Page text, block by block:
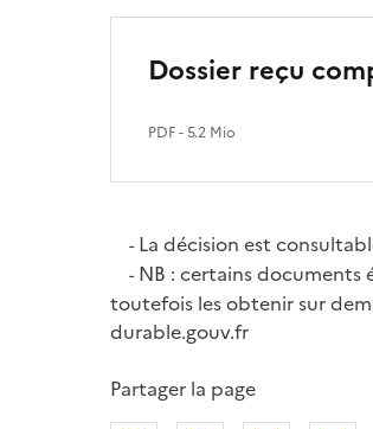
Dossier reçu
PDF- 5.2 Mio
-La décision est
-NB : certains documents
toutefois les obtenir sur
durable.gouv.fr
Partager la page